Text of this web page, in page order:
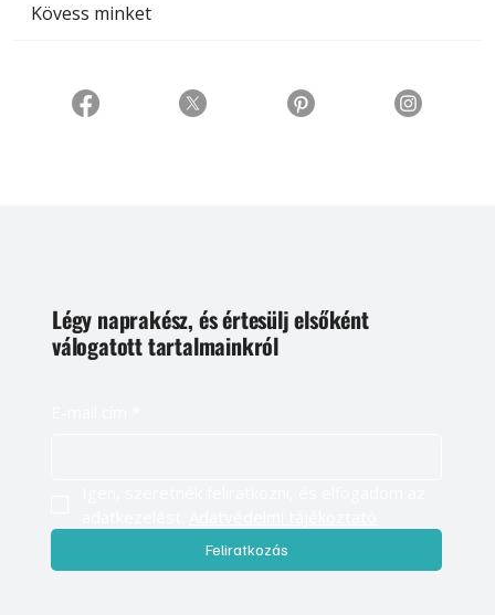
Kövess minket
Légy naprakész, és értesülj elsőként
válogatott tartalmainkról
Feliratkozás